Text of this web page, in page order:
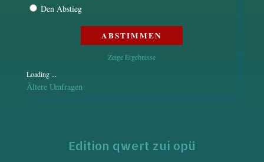
Den Abstieg
Zeige Ergebnisse
Loading ...
Ältere Umfragen
Edition qwert zui opü